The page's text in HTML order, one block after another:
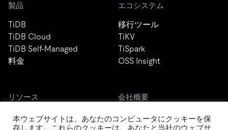
製品
TiDB
TiDB Cloud
TiDB Self-Managed
料金
エコシステム
移行ツール
TiKV
TiSpark
OSS Insight
リソース
ブログ
イベント
会社概要
会社案内
ニュース
本ウェブサイトは、あなたのコンピュータにクッキーを保
存します。これらのクッキーは、あなたと当社のウェブサ